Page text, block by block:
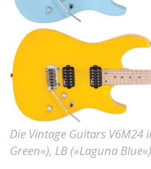
Die Vintage Guitars V6M24
Green«), LB (»Laguna